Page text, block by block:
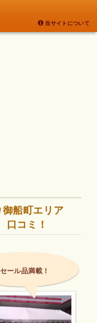
当サイトについて
御船町エリア
口コミ！
セール品満載！